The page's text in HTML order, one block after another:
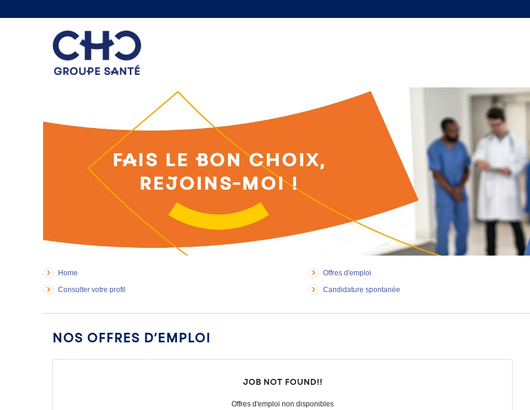
Home
Offres d'emploi
Consulter votre profil
Candidature spontanée
Nos offres d’emploi
Job not found!!
Offres d'emploi non disponibles